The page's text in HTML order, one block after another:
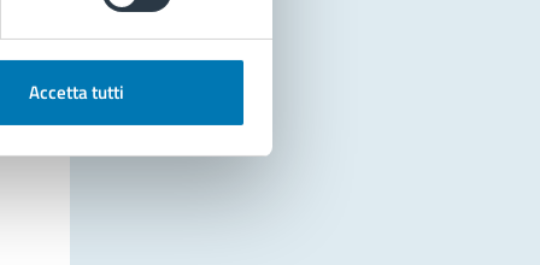
Accetta tutti